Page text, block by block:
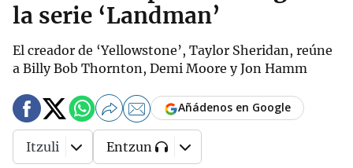
la serie ‘Landman’
El creador de ‘Yellowstone’, Taylor Sheridan, reúne
a Billy Bob Thornton, Demi Moore y Jon Hamm
Añádenos en Google
Itzuli Entzun